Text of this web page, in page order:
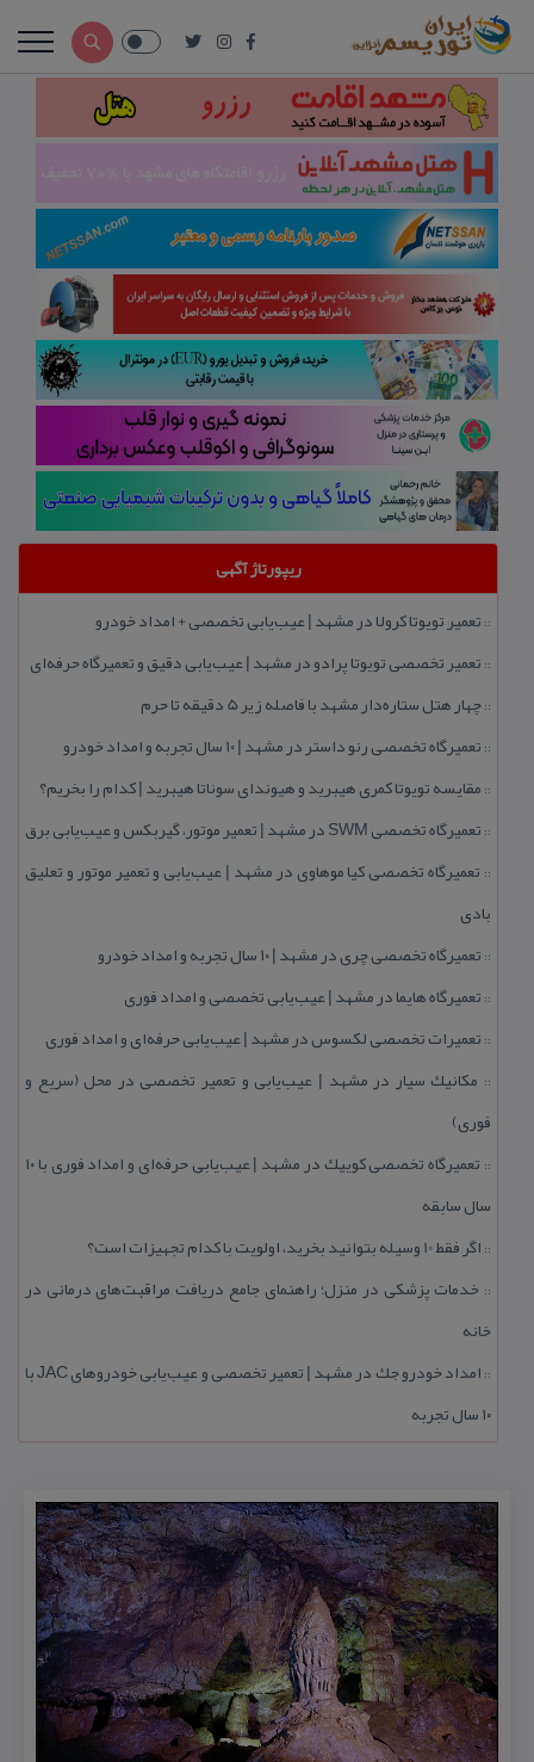
ریپورتاژ آگهی
:: تعمیر تویوتا كرولا در مشهد | عیب‌یابی تخصصی + امداد خودرو
:: تعمیر تخصصی تویوتا پرادو در مشهد | عیب‌یابی دقیق و تعمیرگاه حرفه‌ای
::چهار هتل‌ ستاره‌دار مشهد با فاصله زیر 5 دقیقه تا حرم
:: تعمیرگاه تخصصی رنو داستر در مشهد | ۱۰ سال تجربه و امداد خودرو
:: مقایسه تویوتا كمری هیبرید و هیوندای سوناتا هیبرید | كدام را بخریم؟
:: تعمیرگاه تخصصی SWM در مشهد | تعمیر موتور، گیربكس و عیب‌یابی برق
:: تعمیرگاه تخصصی كیا موهاوی در مشهد | عیب‌یابی و تعمیر موتور و تعلیق
بادی
:: تعمیرگاه تخصصی چری در مشهد | ۱۰ سال تجربه و امداد خودرو
:: تعمیرگاه هایما در مشهد | عیب‌یابی تخصصی و امداد فوری
:: تعمیرات تخصصی لكسوس در مشهد | عیب‌یابی حرفه‌ای و امداد فوری
:: مكانیك سیار در مشهد | عیب‌یابی و تعمیر تخصصی در محل (سریع و
فوری)
::
تعمیرگاه تخصصی كوییك در مشهد | عیب‌یابی حرفه‌ای و امداد فوری با ۱۰
سال سابقه
:: اگر فقط 10 وسیله بتوانید بخرید، اولویت با كدام تجهیزات است؟
:: خدمات پزشكی در منزل؛ راهنمای جامع دریافت مراقبت‌های درمانی در
خانه
::
امداد خودرو جك در مشهد | تعمیر تخصصی و عیب‌یابی خودروهای JAC با
۱۰ سال تجربه